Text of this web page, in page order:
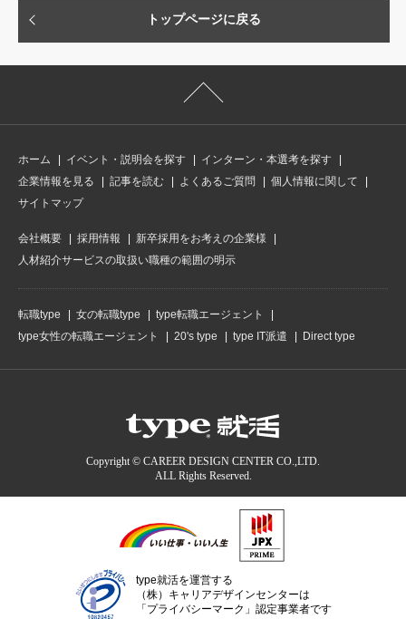
トップページに戻る
ホーム イベント・説明会を探す
インターン・本選考を探す
企業情報を見る
記事を読む よくあるご質問
個人情報に関して
サイトマップ
会社概要 採用情報
新卒採用をお考えの企業様
人材紹介サービスの取扱い職種の範囲の明示
転職type 女の転職type
type転職エージェント
type女性の転職エージェント
20's type type IT派遣 Direct type
Copyright © CAREER DESIGN CENTER CO.,LTD.
ALL Rights Reserved.
type就活を運営する
（株）キャリアデザインセンターは
「プライバシーマーク」認定事業者です